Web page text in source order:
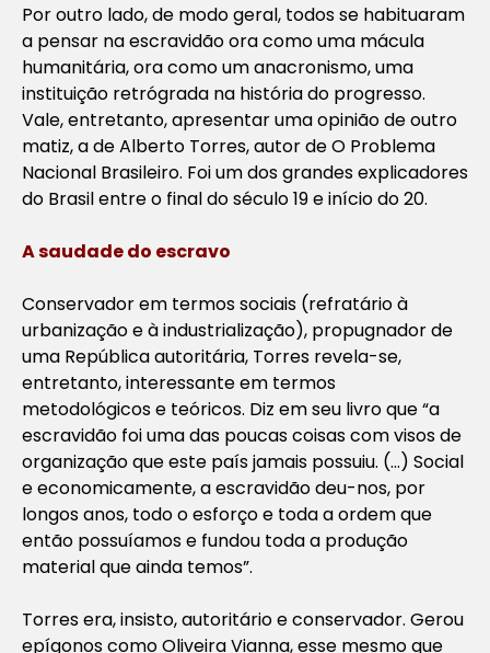
Por outro lado, de modo geral, todos se habituaram
a pensar na escravidão ora como uma mácula
humanitária, ora como um anacronismo, uma
instituição retrógrada na história do progresso.
Vale, entretanto, apresentar uma opinião de outro
matiz, a de Alberto Torres, autor deO Problema
Nacional Brasileiro. Foi um dos grandes explicadores
do Brasil entre o final do século 19 e início do 20.
A saudade do escravo
Conservador em termos sociais (refratário à
urbanização e à industrialização), propugnador de
uma República autoritária, Torres revela-se,
entretanto, interessante em termos
metodológicos e teóricos. Diz em seu livro que “a
escravidão foi uma das poucas coisas com visos de
organização que este país jamais possuiu. (…) Social
e economicamente, a escravidão deu-nos, por
longos anos, todo o esforço e toda a ordem que
então possuíamos e fundou toda a produção
material que ainda temos”.
Torres era, insisto, autoritário e conservador. Gerou
epígonos como Oliveira Vianna, esse mesmo que